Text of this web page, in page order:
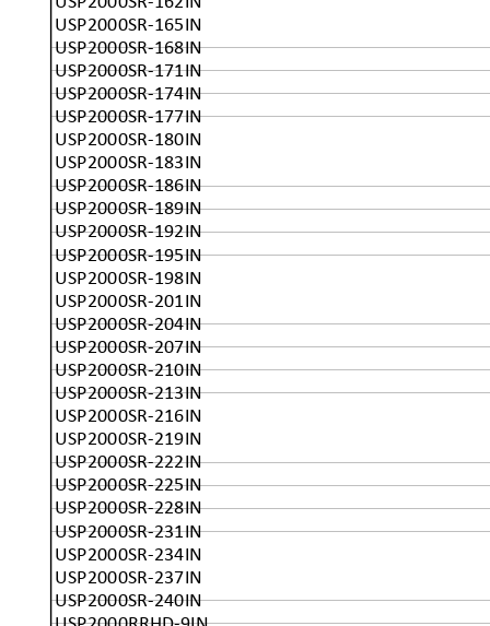
USP2000SR-165IN
USP2000SR-168IN
USP2000SR-171IN
USP2000SR-174IN
USP2000SR-177IN
USP2000SR-180IN
USP2000SR-183IN
USP2000SR-186IN
USP2000SR-189IN
USP2000SR-192IN
USP2000SR-195IN
USP2000SR-198IN
USP2000SR-201IN
USP2000SR-204IN
USP2000SR-207IN
USP2000SR-210IN
USP2000SR-213IN
USP2000SR-216IN
USP2000SR-219IN
USP2000SR-222IN
USP2000SR-225IN
USP2000SR-228IN
USP2000SR-231IN
USP2000SR-234IN
USP2000SR-237IN
USP2000SR-240IN